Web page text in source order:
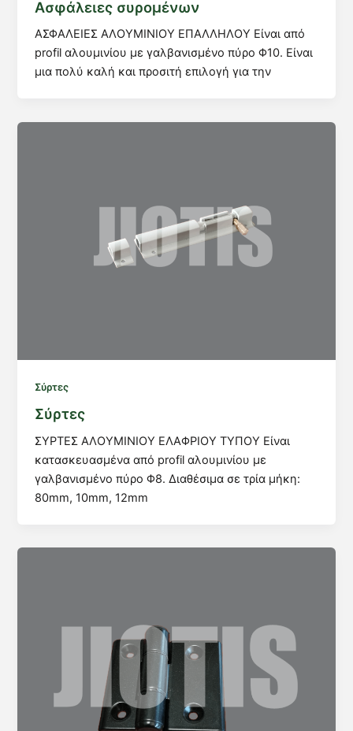
Ασφάλειες συρομένων
ΑΣΦΑΛΕΙΕΣ ΑΛΟΥΜΙΝΙΟΥ ΕΠΑΛΛΗΛΟΥ Είναι από
profil αλουμινίου με γαλβανισμένο πύρο Φ10. Είναι
μια πολύ καλή και προσιτή επιλογή για την
Σύρτες
Σύρτες
ΣΥΡΤΕΣ ΑΛΟΥΜΙΝΙΟΥ ΕΛΑΦΡΙΟΥ ΤΥΠΟΥ Είναι
κατασκευασμένα από profil αλουμινίου με
γαλβανισμένο πύρο Φ8. Διαθέσιμα σε τρία μήκη:
80mm, 10mm, 12mm